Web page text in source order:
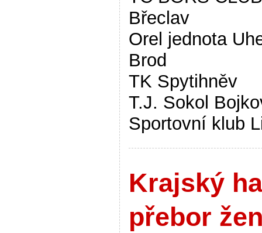
Břeclav
Orel jednota
Brod
TK Spytihněv
T.J. Sokol
Sportovní klub
Krajský
přebor